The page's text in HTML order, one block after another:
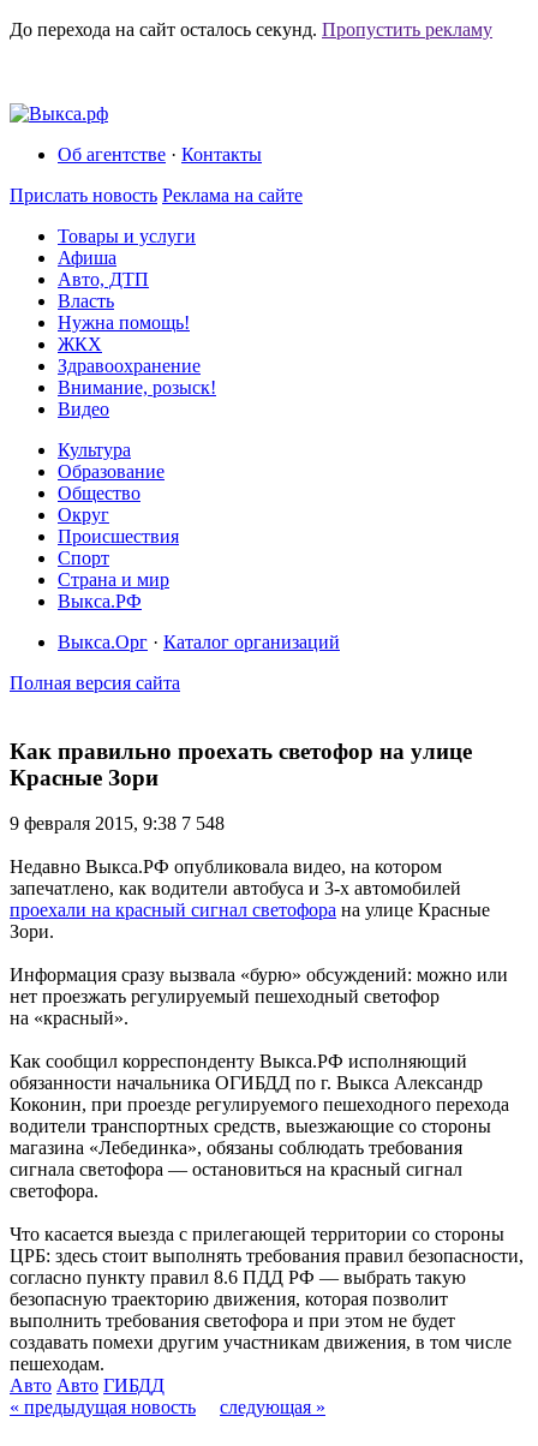
До перехода на сайт осталось секунд. Пропустить рекламу
Об агентстве · Контакты
Прислать новость Реклама на сайте
Товары и услуги
Афиша
Авто, ДТП
Власть
Нужна помощь!
ЖКХ
Здравоохранение
Внимание, розыск!
Видео
Культура
Образование
Общество
Округ
Происшествия
Спорт
Страна и мир
Выкса.РФ
Выкса.Орг · Каталог организаций
Полная версия сайта
Как правильно проехать светофор на улице
Красные Зори
9 февраля 2015, 9:38 7 548
Недавно Выкса.РФ опубликовала видео, на котором
запечатлено, как водители автобуса и 3-х автомобилей
проехали на красный сигнал светофора на улице Красные
Зори.
Информация сразу вызвала «бурю» обсуждений: можно или
нет проезжать регулируемый пешеходный светофор
на «красный».
Как сообщил корреспонденту Выкса.РФ исполняющий
обязанности начальника ОГИБДД по г. Выкса Александр
Коконин, при проезде регулируемого пешеходного перехода
водители транспортных средств, выезжающие со стороны
магазина «Лебединка», обязаны соблюдать требования
сигнала светофора — остановиться на красный сигнал
светофора.
Что касается выезда с прилегающей территории со стороны
ЦРБ: здесь стоит выполнять требования правил безопасности,
согласно пункту правил 8.6 ПДД РФ — выбрать такую
безопасную траекторию движения, которая позволит
выполнить требования светофора и при этом не будет
создавать помехи другим участникам движения, в том числе
пешеходам.
Авто Авто ГИБДД
« предыдущая новость
следующая »